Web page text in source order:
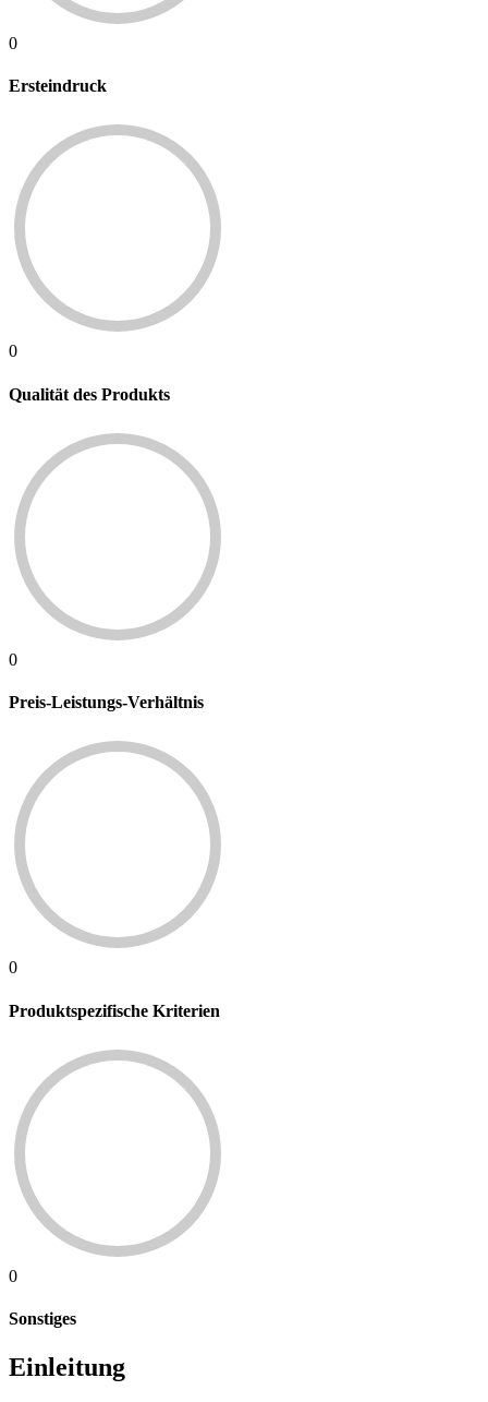
0
Ersteindruck
0
Qualität des Produkts
0
Preis-Leistungs-Verhältnis
0
Produktspezifische Kriterien
0
Sonstiges
Einleitung